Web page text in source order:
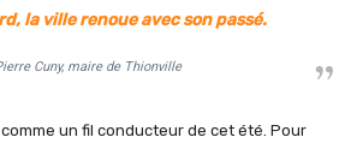
la ville renoue avec son passé.
Cuny, maire de Thionville
un fil conducteur de cet été. Pour